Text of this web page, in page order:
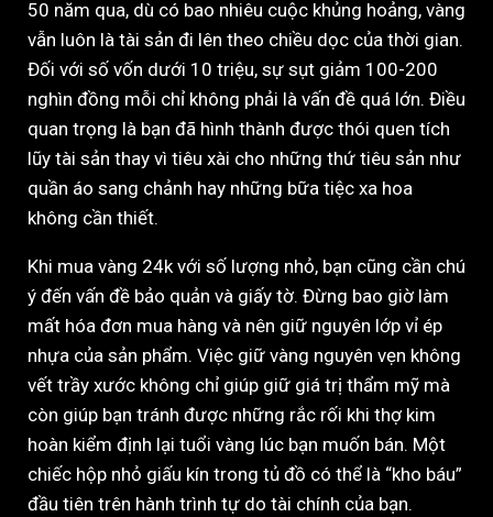
50 năm qua, dù có bao nhiêu cuộc khủng hoảng, vàng
vẫn luôn là tài sản đi lên theo chiều dọc của thời gian.
Đối với số vốn dưới 10 triệu, sự sụt giảm 100-200
nghìn đồng mỗi chỉ không phải là vấn đề quá lớn. Điều
quan trọng là bạn đã hình thành được thói quen tích
lũy tài sản thay vì tiêu xài cho những thứ tiêu sản như
quần áo sang chảnh hay những bữa tiệc xa hoa
không cần thiết.
Khi mua vàng 24k với số lượng nhỏ, bạn cũng cần chú
ý đến vấn đề bảo quản và giấy tờ. Đừng bao giờ làm
mất hóa đơn mua hàng và nên giữ nguyên lớp vỉ ép
nhựa của sản phẩm. Việc giữ vàng nguyên vẹn không
vết trầy xước không chỉ giúp giữ giá trị thẩm mỹ mà
còn giúp bạn tránh được những rắc rối khi thợ kim
hoàn kiểm định lại tuổi vàng lúc bạn muốn bán. Một
chiếc hộp nhỏ giấu kín trong tủ đồ có thể là “kho báu”
đầu tiên trên hành trình tự do tài chính của bạn.